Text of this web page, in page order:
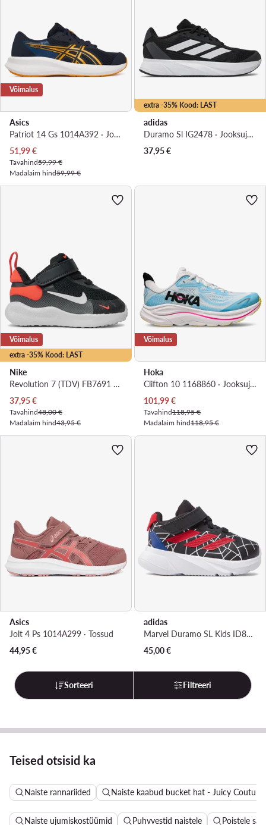
Võimalus
Asics
Patriot 14 Gs 1014A392 · Jooksujalatsid
Praegune hind
51,99€
Tavahind59,99 €
Madalaim hind59,99 €
extra -35% Kood: LAST
adidas
Duramo Sl IG2478 · Jooksujalatsid
37,95€
extra -35% Kood: LAST
Võimalus
Nike
Revolution 7 (TDV) FB7691 400 · Jooksujalatsid
Praegune hind
37,95€
Tavahind48,00 €
Madalaim hind43,95 €
Võimalus
Hoka
Clifton 10 1168860 · Jooksujalatsid
Praegune hind
101,99€
Tavahind118,95 €
Madalaim hind118,95 €
Asics
Jolt 4 Ps 1014A299 · Tossud
44,95€
adidas
Marvel Duramo SL Kids ID8049 · Jooksujalatsid
45,00€
Sorteeri Filtreeri
Teised otsisid ka
Naiste rannariided Naiste kaabud bucket hat - Juicy Couture
Naiste ujumiskostüümid Puhvvestid naistele Poistele